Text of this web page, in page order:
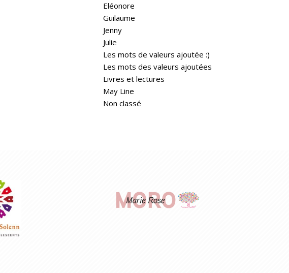
Eléonore
Guilaume
Jenny
Julie
Les mots de valeurs ajoutée :)
Les mots des valeurs ajoutées
Livres et lectures
May Line
Non classé